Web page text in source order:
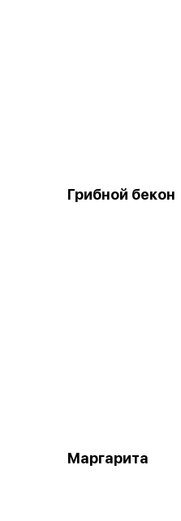
Грибной бекон
Маргарита